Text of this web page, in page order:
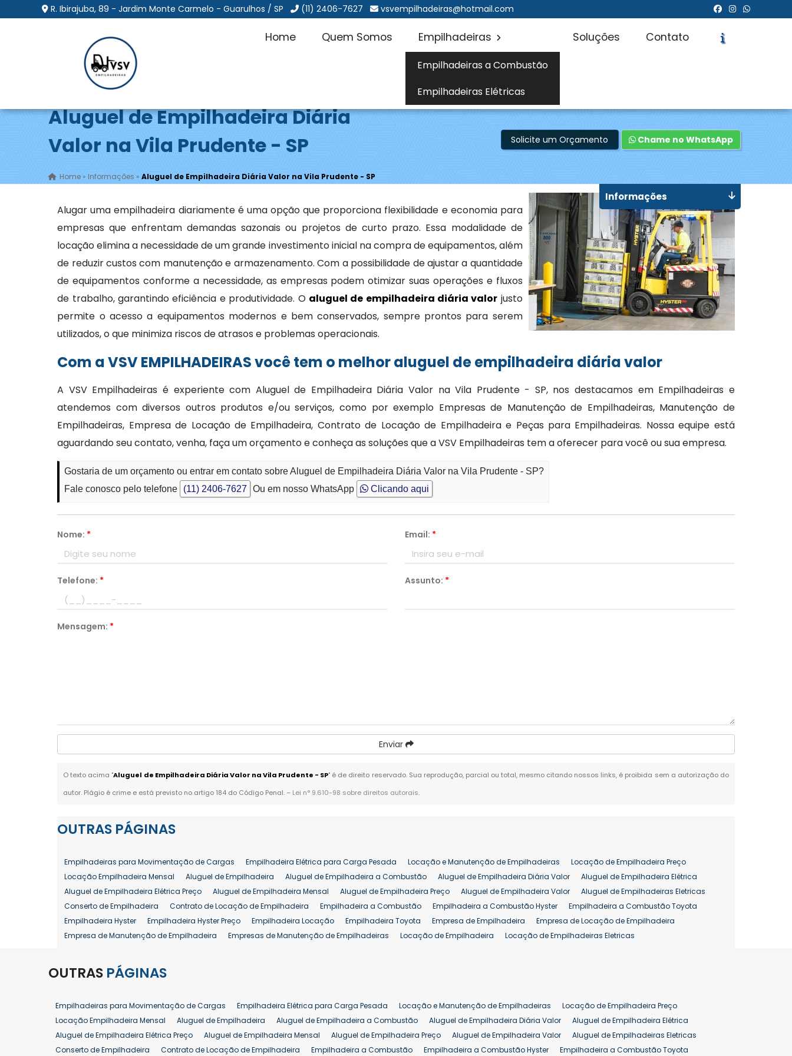
R. Ibirajuba, 89 - Jardim Monte Carmelo - Guarulhos / SP (11) 2406-7627 vsvempilhadeiras@hotmail.com
Home Quem Somos Empilhadeiras
Empilhadeiras a Combustão
Empilhadeiras Elétricas
Soluções Contato
Aluguel de Empilhadeira Diária
Valor na Vila Prudente - SP
Home »Informações »Aluguel de Empilhadeira Diária Valor na Vila Prudente - SP
Solicite um Orçamento Chame no WhatsApp
Alugar uma empilhadeira diariamente é uma opção que proporciona flexibilidade e economia para
empresas que enfrentam demandas sazonais ou projetos de curto prazo. Essa modalidade de
locação elimina a necessidade de um grande investimento inicial na compra de equipamentos, além
de reduzir custos com manutenção e armazenamento. Com a possibilidade de ajustar a quantidade
de equipamentos conforme a necessidade, as empresas podem otimizar suas operações e fluxos
de trabalho, garantindo eficiência e produtividade. O aluguel de empilhadeira diária valor justo
permite o acesso a equipamentos modernos e bem conservados, sempre prontos para serem
utilizados, o que minimiza riscos de atrasos e problemas operacionais.
Com a VSV EMPILHADEIRAS você tem o melhor aluguel de empilhadeira diária valor
A VSV Empilhadeiras é experiente com Aluguel de Empilhadeira Diária Valor na Vila Prudente - SP, nos destacamos em Empilhadeiras e
atendemos com diversos outros produtos e/ou serviços, como por exemplo Empresas de Manutenção de Empilhadeiras, Manutenção de
Empilhadeiras, Empresa de Locação de Empilhadeira, Contrato de Locação de Empilhadeira e Peças para Empilhadeiras. Nossa equipe está
aguardando seu contato, venha, faça um orçamento e conheça as soluções que a VSV Empilhadeiras tem a oferecer para você ou sua empresa.
Gostaria de um orçamento ou entrar em contato sobre Aluguel de Empilhadeira Diária Valor na Vila Prudente - SP?
Fale conosco pelo telefone
(11) 2406-7627 Ou em nosso WhatsApp Clicando aqui
Nome: * Email: *
Telefone: * Assunto: *
Mensagem: *
Enviar
O texto acima "Aluguel de Empilhadeira Diária Valor na Vila Prudente - SP" é de direito reservado. Sua reprodução, parcial ou total, mesmo citando nossos links, é proibida sem a autorização do
autor. Plágio é crime e está previsto no artigo 184 do Código Penal. – Lei n° 9.610-98 sobre direitos autorais.
Informações
OUTRAS PÁGINAS
Empilhadeiras para Movimentação de Cargas Empilhadeira Elétrica para Carga Pesada Locação e Manutenção de Empilhadeiras
Locação de Empilhadeira Preço
Locação Empilhadeira Mensal
Aluguel de Empilhadeira Aluguel de Empilhadeira a Combustão Aluguel de Empilhadeira Diária Valor
Aluguel de Empilhadeira Elétrica
Aluguel de Empilhadeira Elétrica Preço
Aluguel de Empilhadeira Mensal Aluguel de Empilhadeira Preço Aluguel de Empilhadeira Valor
Aluguel de Empilhadeiras Eletricas
Conserto de Empilhadeira
Contrato de Locação de Empilhadeira Empilhadeira a Combustão Empilhadeira a Combustão Hyster
Empilhadeira a Combustão Toyota
Empilhadeira Hyster
Empilhadeira Hyster Preço Empilhadeira Locação Empilhadeira Toyota Empresa de Empilhadeira
Empresa de Locação de Empilhadeira
Empresa de Manutenção de Empilhadeira
Empresas de Manutenção de Empilhadeiras Locação de Empilhadeira
Locação de Empilhadeiras Eletricas
Manutenção em Empilhadeiras
Reforma de Empilhadeira
Aluguel de Empilhadeira 25 ton
Locação de Empilhadeira 25 ton Comprar Empilhadeira 25 ton Empilhadeira a Combustão 25 ton
Preço de Empilhadeira 25 ton
Venda Empilhadeiras 25 ton
OUTRAS PÁGINAS
Empilhadeiras para Movimentação de Cargas Empilhadeira Elétrica para Carga Pesada Locação e Manutenção de Empilhadeiras
Locação de Empilhadeira Preço
Locação Empilhadeira Mensal
Aluguel de Empilhadeira Aluguel de Empilhadeira a Combustão Aluguel de Empilhadeira Diária Valor
Aluguel de Empilhadeira Elétrica
Aluguel de Empilhadeira Elétrica Preço
Aluguel de Empilhadeira Mensal Aluguel de Empilhadeira Preço Aluguel de Empilhadeira Valor
Aluguel de Empilhadeiras Eletricas
Conserto de Empilhadeira
Contrato de Locação de Empilhadeira Empilhadeira a Combustão Empilhadeira a Combustão Hyster
Empilhadeira a Combustão Toyota